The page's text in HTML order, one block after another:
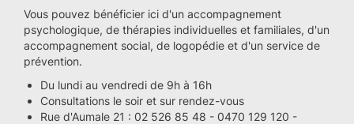
Vous pouvez bénéficier ici d'un accompagnement
psychologique, de thérapies individuelles et familiales, d'un
accompagnement social, de logopédie et d'un service de
prévention.
Du lundi au vendredi de 9h à 16h
Consultations le soir et sur rendez-vous
Rue d'Aumale 21 : 02 526 85 48 - 0470 129 120 -